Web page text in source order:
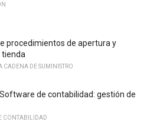
procedimientos de apertura y
tienda
CADENA DE SUMINISTRO
de contabilidad: gestión de
CONTABILIDAD